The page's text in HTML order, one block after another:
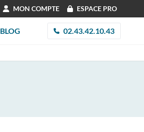
MON COMPTE ESPACE PRO
BLOG 02.43.42.10.43